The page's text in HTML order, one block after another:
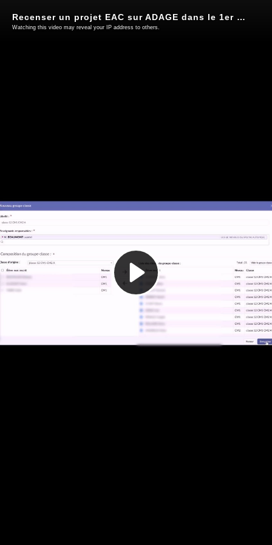
Play
Video
Recenser un projet EAC sur ADAGE dans le 1er degré
Watching this video may reveal your IP address to others.